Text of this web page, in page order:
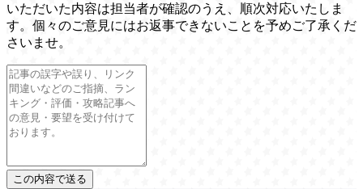
いただいた内容は担当者が確認のうえ、順次対応いたしま
す。個々のご意見にはお返事できないことを予めご了承くだ
さいませ。